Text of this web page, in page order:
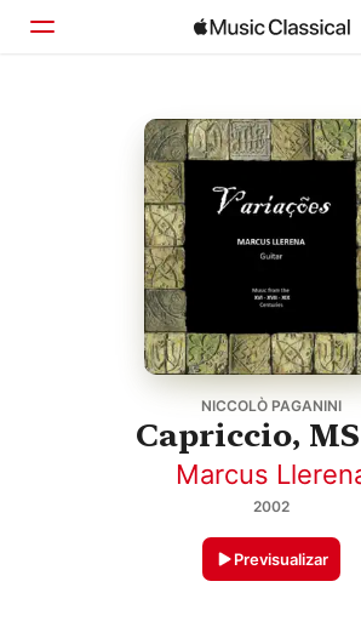
Explorar
NICCOLÒ PAGANINI
Capriccio,
Marcus
2002
Previsualizar